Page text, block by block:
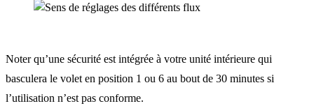
Noter qu’une sécurité est intégrée à votre unité intérieure qui
basculera le volet en position 1 ou 6 au bout de 30 minutes si
l’utilisation n’est pas conforme.